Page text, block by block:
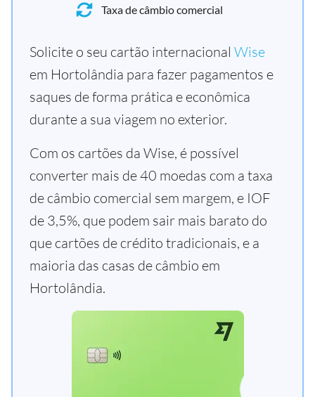
Taxa de câmbio comercial
Solicite o seu cartão internacional Wise
em Hortolândia para fazer pagamentos e
saques de forma prática e econômica
durante a sua viagem no exterior.
Com os cartões da Wise, é possível
converter mais de 40 moedas com a taxa
de câmbio comercial sem margem, e IOF
de 3,5%, que podem sair mais barato do
que cartões de crédito tradicionais, e a
maioria das casas de câmbio em
Hortolândia.